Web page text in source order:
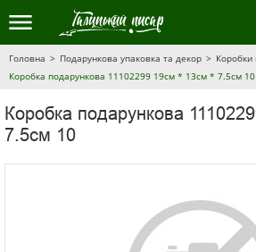
Головна Подарункова упаковка та декор
Коробки
Коробка подарункова 11102299 19см * 13см * 7.5см 10
Коробка подарункова
7.5см 10